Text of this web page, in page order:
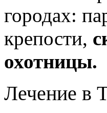
городах:
крепости,
охотницы.
Лечение в